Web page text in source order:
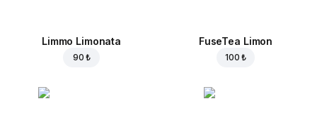
Limmo Limonata
90 ₺
FuseTea Limon
100 ₺